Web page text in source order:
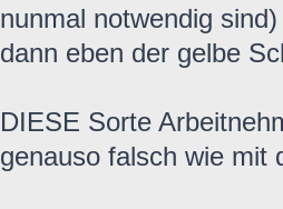
nunmal notwendig
dann eben der gelbe
DIESE Sorte
genauso falsch wie mit